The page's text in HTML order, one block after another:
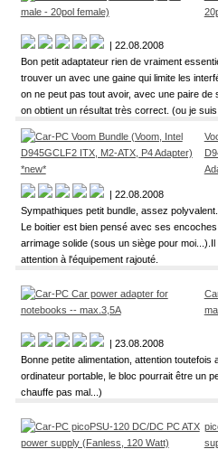
| 22.08.2008
Bon petit adaptateur rien de vraiment
trouver un avec une gaine qui limite les
on ne peut pas tout avoir, avec une paire
on obtient un résultat très correct. (ou je
| 22.08.2008
Sympathiques petit bundle, assez polyvalent.
Le boitier est bien pensé avec ses
arrimage solide (sous un siège pour moi...).Il
attention à l'équipement rajouté.
| 23.08.2008
Bonne petite alimentation, attention
ordinateur portable, le bloc pourrait être un
chauffe pas mal...)